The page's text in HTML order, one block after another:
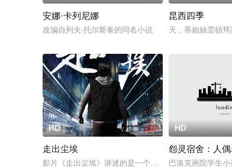
安娜·卡列尼娜
改编自列夫·托尔斯泰的同名小说
昆西四季
天，蒂妲絲雲頓
HD 1.0
走出尘埃
影片《走出尘埃》讲述的是一个迷茫的男人重新找回
HD
怨灵宿舍：人
巴洛克画院学生